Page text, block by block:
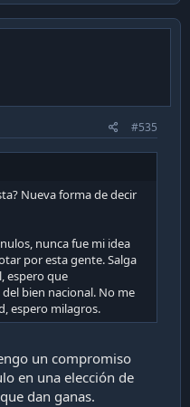
#535
Nueva forma de decir
nunca fue mi idea
por esta gente. Salga
espero que
bien nacional. No me
espero milagros.
un compromiso
en una elección de
dan ganas.